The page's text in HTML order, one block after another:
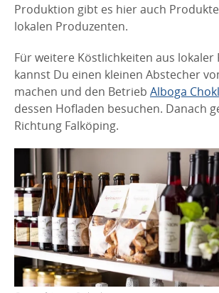
Produktion gibt es hier auch
lokalen Produzenten.
Für weitere Köstlichkeiten aus
kannst Du einen kleinen Abstecher
machen und den Betrieb Alboga
dessen Hofladen besuchen. Danach
Richtung Falköping.